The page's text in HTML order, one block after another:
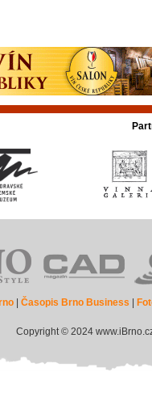
|Časopis Brno Business
Copyright © 2024